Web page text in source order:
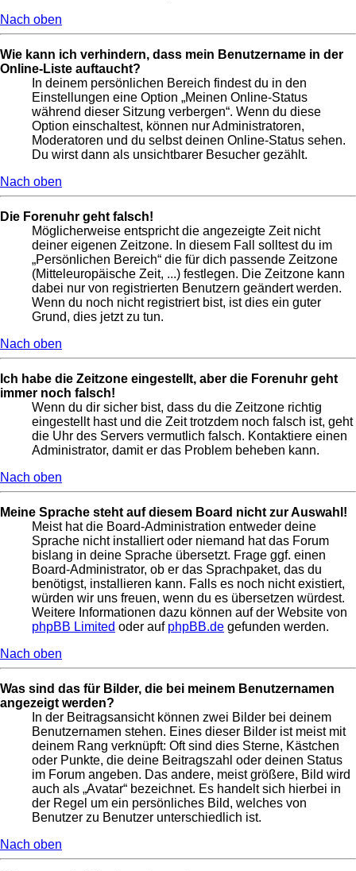
Nach oben
Wie kann ich verhindern, dass mein Benutzername in der
Online-Liste auftaucht?
In deinem persönlichen Bereich findest du in den
Einstellungen eine Option „Meinen Online-Status
während dieser Sitzung verbergen“. Wenn du diese
Option einschaltest, können nur Administratoren,
Moderatoren und du selbst deinen Online-Status sehen.
Du wirst dann als unsichtbarer Besucher gezählt.
Nach oben
Die Forenuhr geht falsch!
Möglicherweise entspricht die angezeigte Zeit nicht
deiner eigenen Zeitzone. In diesem Fall solltest du im
„Persönlichen Bereich“ die für dich passende Zeitzone
(Mitteleuropäische Zeit, ...) festlegen. Die Zeitzone kann
dabei nur von registrierten Benutzern geändert werden.
Wenn du noch nicht registriert bist, ist dies ein guter
Grund, dies jetzt zu tun.
Nach oben
Ich habe die Zeitzone eingestellt, aber die Forenuhr geht
immer noch falsch!
Wenn du dir sicher bist, dass du die Zeitzone richtig
eingestellt hast und die Zeit trotzdem noch falsch ist, geht
die Uhr des Servers vermutlich falsch. Kontaktiere einen
Administrator, damit er das Problem beheben kann.
Nach oben
Meine Sprache steht auf diesem Board nicht zur Auswahl!
Meist hat die Board-Administration entweder deine
Sprache nicht installiert oder niemand hat das Forum
bislang in deine Sprache übersetzt. Frage ggf. einen
Board-Administrator, ob er das Sprachpaket, das du
benötigst, installieren kann. Falls es noch nicht existiert,
würden wir uns freuen, wenn du es übersetzen würdest.
Weitere Informationen dazu können auf der Website von
phpBB Limited oder auf phpBB.de gefunden werden.
Nach oben
Was sind das für Bilder, die bei meinem Benutzernamen
angezeigt werden?
In der Beitragsansicht können zwei Bilder bei deinem
Benutzernamen stehen. Eines dieser Bilder ist meist mit
deinem Rang verknüpft: Oft sind dies Sterne, Kästchen
oder Punkte, die deine Beitragszahl oder deinen Status
im Forum angeben. Das andere, meist größere, Bild wird
auch als „Avatar“ bezeichnet. Es handelt sich hierbei in
der Regel um ein persönliches Bild, welches von
Benutzer zu Benutzer unterschiedlich ist.
Nach oben